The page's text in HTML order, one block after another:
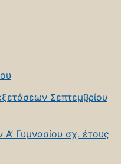
Σεπτεμβρίου
Γυμνασίου σχ. έτους